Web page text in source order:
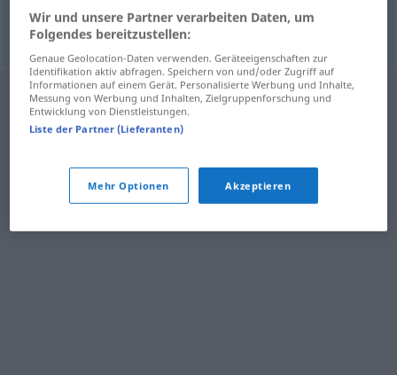
lautschluchzenPerson ulumak
Wir und unsere Partner verarbeiten Daten, um
Folgendes bereitzustellen:
Genaue Geolocation-Daten verwenden. Geräteeigenschaften zur
Identifikation aktiv abfragen. Speichern von und/oder Zugriff auf
Informationen auf einem Gerät. Personalisierte Werbung und Inhalte,
Messung von Werbung und Inhalten, Zielgruppenforschung und
Entwicklung von Dienstleistungen.
Liste der Partner (Lieferanten)
Mehr Optionen Akzeptieren